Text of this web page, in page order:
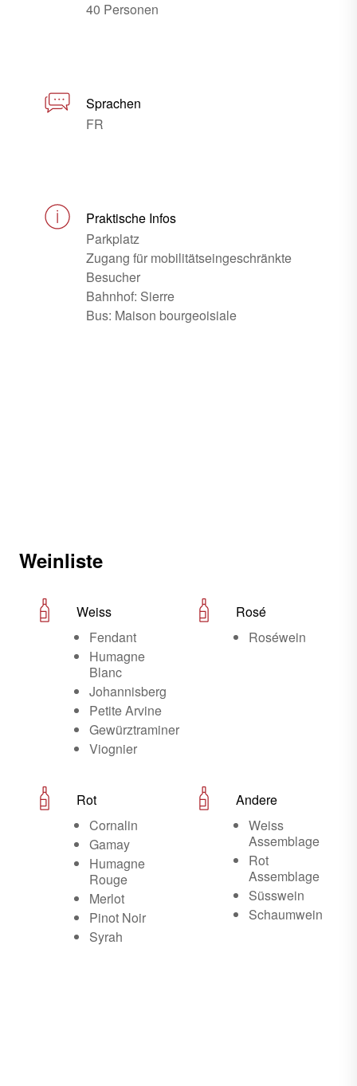
40 Personen
Sprachen
FR
Praktische Infos
Parkplatz
Zugang für mobilitätseingeschränkte
Besucher
Bahnhof: Sierre
Bus: Maison bourgeoisiale
Weinliste
Weiss
Fendant
Humagne
Blanc
Johannisberg
Petite Arvine
Gewürztraminer
Viognier
Rosé
Roséwein
Rot
Cornalin
Gamay
Humagne
Rouge
Merlot
Pinot Noir
Syrah
Andere
Weiss
Assemblage
Rot
Assemblage
Süsswein
Schaumwein